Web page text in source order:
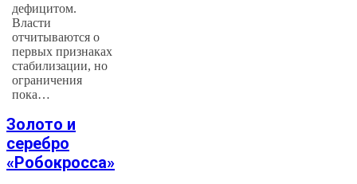
дефицитом.
Власти
отчитываются о
первых признаках
стабилизации, но
ограничения
пока…
Золото и
серебро
«Робокросса»